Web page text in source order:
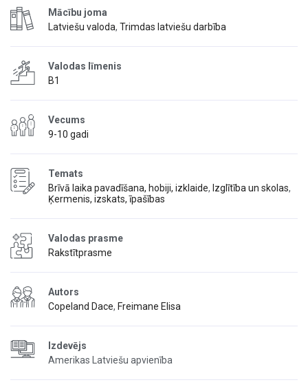
Mācību joma
Latviešu valoda, Trimdas latviešu darbība
Valodas līmenis
B1
Vecums
9-10 gadi
Temats
Brīvā laika pavadīšana, hobiji, izklaide, Izglītība un skolas,
Ķermenis, izskats, īpašības
Valodas prasme
Rakstītprasme
Autors
Copeland Dace, Freimane Elisa
Izdevējs
Amerikas Latviešu apvienība